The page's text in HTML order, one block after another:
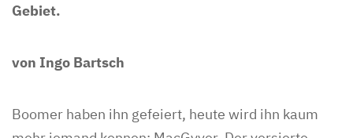
Gebiet.
von Ingo Bartsch
Boomer haben ihn gefeiert, heute wird ihn kaum